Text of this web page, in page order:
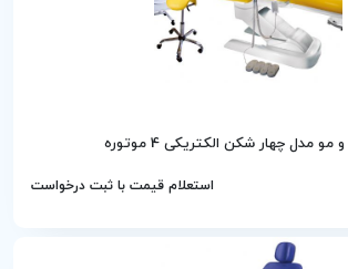
چهار شکن الکتریکی 4 موتوره
استعلام قیمت با ثبت درخواست